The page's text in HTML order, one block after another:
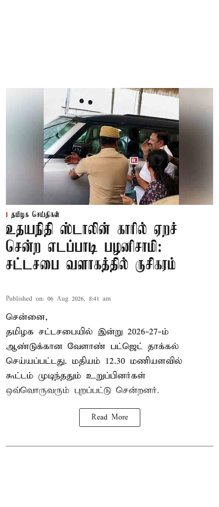
தமிழக செய்திகள்
உதயநிதி ஸ்டாலின் காரில் ஏறச்
சென்ற எடப்பாடி பழனிசாமி:
சட்டசபை வளாகத்தில் ருசிகரம்
Published on: 06 Aug 2026, 8:41 am
சென்னை,
தமிழக சட்டசபையில் இன்று 2026-27-ம்
ஆண்டுக்கான வேளாண் பட்ஜெட் தாக்கல்
செய்யப்பட்டது. மதியம் 12.30 மணியளவில்
கூட்டம் முடிந்ததும் உறுப்பினர்கள்
ஒவ்வொருவரும் புறப்பட்டு சென்றனர்.
Read More